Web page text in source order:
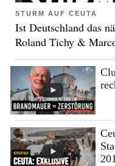
STURM AUF CEUTA
Ist Deutschland das
Roland Tichy &